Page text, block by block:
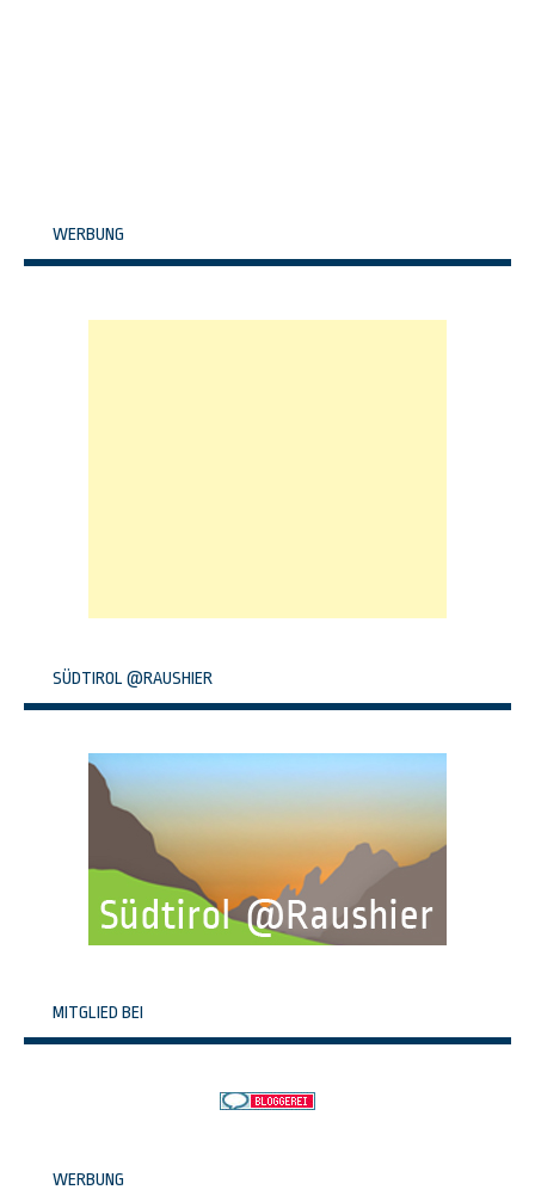
WERBUNG
SÜDTIROL @RAUSHIER
MITGLIED BEI
WERBUNG